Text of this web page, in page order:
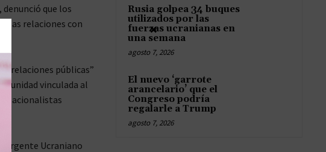
que los
las relaciones con
relaciones públicas”
unidad vinculada al
Nacionalistas
Ucraniano
Rusia golpea 34 buques
utilizados por las
fuerzas ucranianas en
una semana
agosto 7, 2026
El nuevo ‘garrote
arancelario’ que el
Congreso podría
regalarle a Trump
agosto 7, 2026
×